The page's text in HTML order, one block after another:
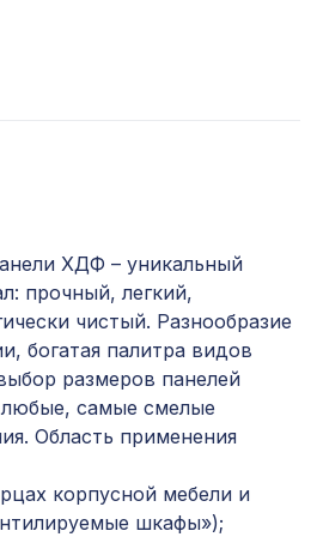
МОДЕРН,
перфорация
1692 ₽
панель АБАКО,
ХДФ, венге
МОДЕРН,
ХДФ – уникальный
прочный, легкий,
чистый. Разнообразие
богатая палитра видов
размеров панелей
любые, самые смелые
Область применения
корпусной мебели и
шкафы»);